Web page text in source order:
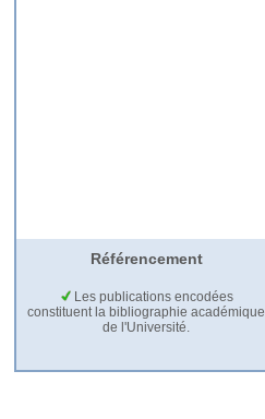
Référencement
Les publications encodées
constituent la bibliographie académique
de l'Université.